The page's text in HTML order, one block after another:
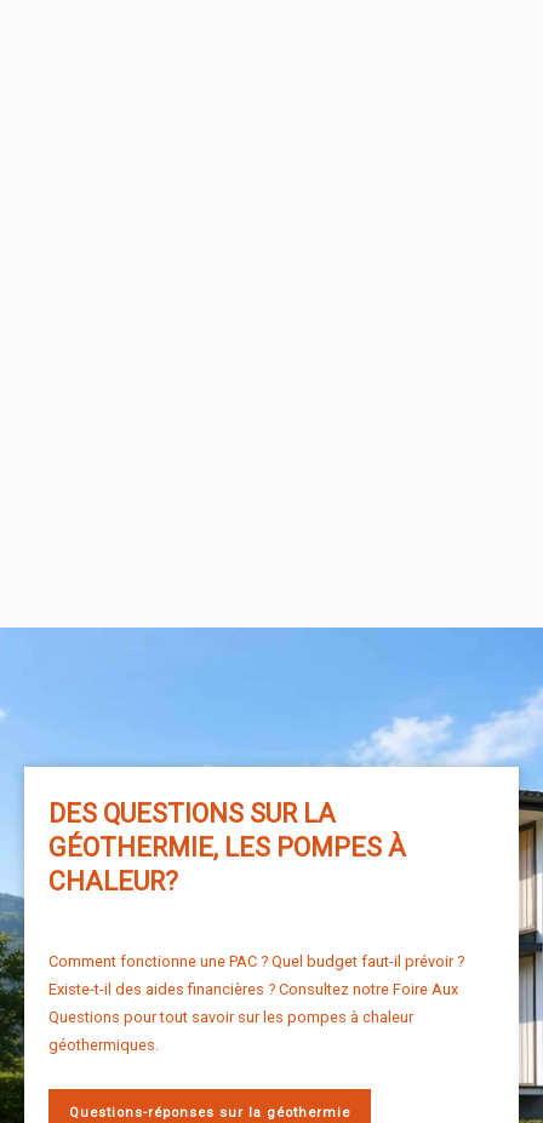
DES QUESTIONS SUR LA
GÉOTHERMIE, LES POMPES À
CHALEUR?
Comment fonctionne une PAC ? Quel budget faut-il prévoir ?
Existe-t-il des aides financières ? Consultez notre Foire Aux
Questions pour tout savoir sur les pompes à chaleur
géothermiques.
Questions-réponses sur la géothermie